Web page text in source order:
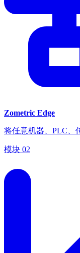
Zometric Edge
将任意机器、PLC、
模块 02